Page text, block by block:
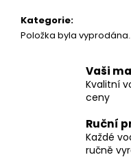
Kategorie:
Položka byla
Vaši
Kvalitní
ceny
Ruční
Každé
ručně